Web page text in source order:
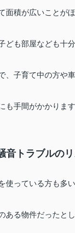
面積が広いことがほ
も部屋なども十
子育て中の方や
も手間がかかりま
音トラブルの
っている方も多
ある物件だったと